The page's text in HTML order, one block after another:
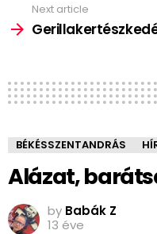
Next article
BÉKÉSSZENTANDRÁS
Alázat,
by Babák Z
13 éve